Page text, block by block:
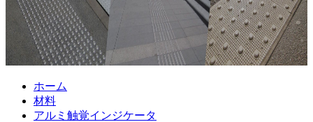
ホーム
材料
アルミ触覚インジケータ